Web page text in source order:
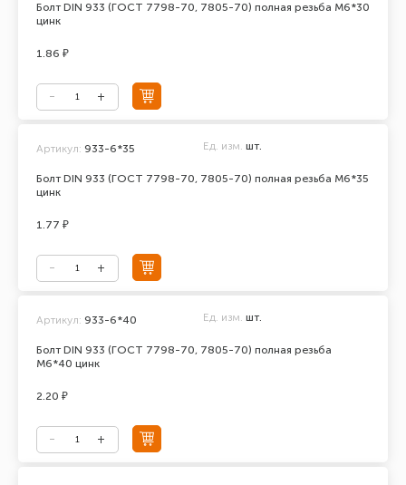
Болт DIN 933 (ГОСТ 7798-70, 7805-70) полная резьба М6*30
цинк
1.86 ₽
Болт DIN 933 (ГОСТ 7798-70, 7805-70) полная резьба М6*35
цинк
Артикул: 933-6*35 Ед. изм. шт.
1.77 ₽
Болт DIN 933 (ГОСТ 7798-70, 7805-70) полная резьба
М6*40 цинк
Артикул: 933-6*40 Ед. изм. шт.
2.20 ₽